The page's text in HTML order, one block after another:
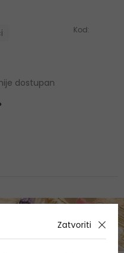
Kod:
dostupan
Zatvoriti